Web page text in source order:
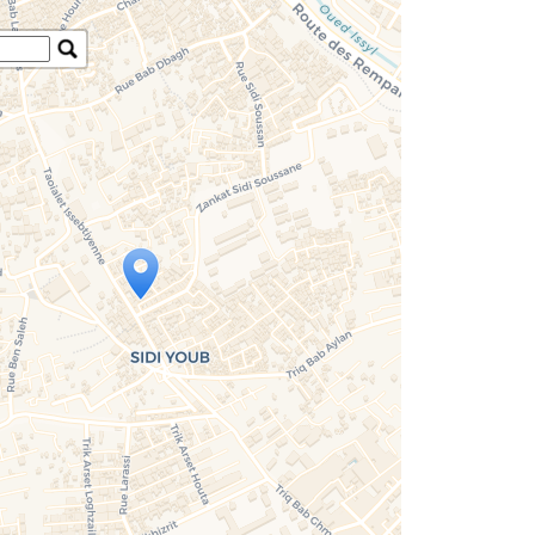
Travelers' Map is loading...
If you see this after your page is loaded
completely, leafletJS files are missing.